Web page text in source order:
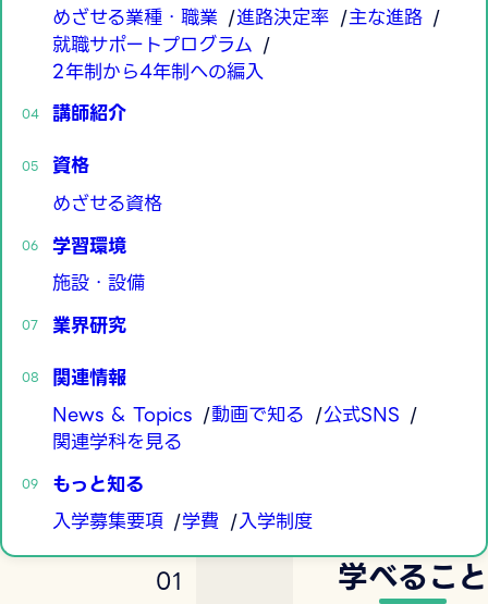
めざせる業種・職業
進路決定率
主な進路
就職サポートプログラム
2年制から4年制への編入
講師紹介
資格
めざせる資格
学習環境
施設・設備
業界研究
関連情報
News & Topics
動画で知る
公式SNS
関連学科を見る
もっと知る
入学募集要項
学費 入学制度
01 学べること